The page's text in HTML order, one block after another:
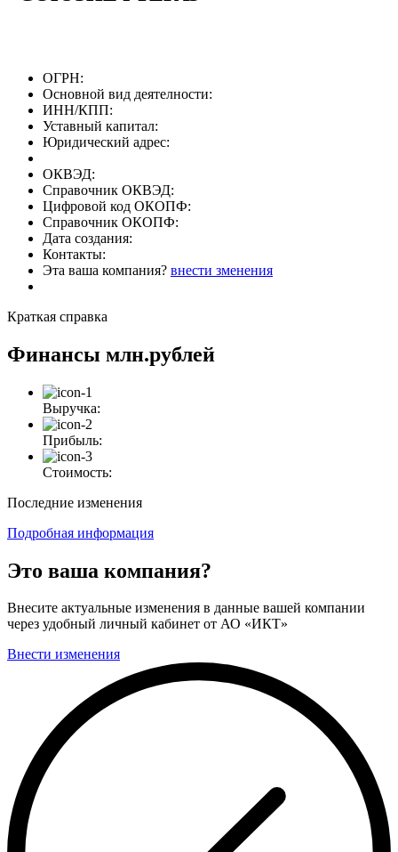
ОГРН:
Основной вид деятелности:
ИНН/КПП:
Уставный капитал:
Юридический адрес:
ОКВЭД:
Справочник ОКВЭД:
Цифровой код ОКОПФ:
Справочник ОКОПФ:
Дата создания:
Контакты:
Эта ваша компания? внести зменения
Краткая справка
Финансы млн.рублей
Выручка:
Прибыль:
Стоимость:
Последние изменения
Подробная информация
Это ваша компания?
Внесите актуальные изменения в данные вашей компании
через удобный личный кабинет от АО «ИКТ»
Внести изменения